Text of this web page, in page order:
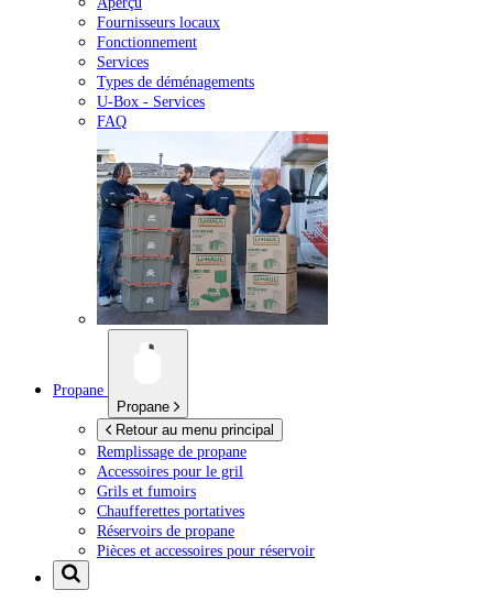
Fournisseurs locaux
Fonctionnement
Services
Types de déménagements
U-Box - Services
FAQ
Propane
Propane
Retour au menu principal
Remplissage de propane
Accessoires pour le gril
Grils et fumoirs
Chaufferettes portatives
Réservoirs de propane
Pièces et accessoires pour réservoir